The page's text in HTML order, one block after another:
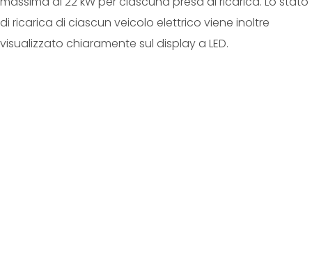
di ricarica di ciascun veicolo elettrico viene inoltre
visualizzato chiaramente sul display a LED.